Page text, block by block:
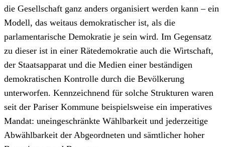
die Gesellschaft ganz anders organisiert werden kann – ein
Modell, das weitaus demokratischer ist, als die
parlamentarische Demokratie je sein wird. Im Gegensatz
zu dieser ist in einer Rätedemokratie auch die Wirtschaft,
der Staatsapparat und die Medien einer beständigen
demokratischen Kontrolle durch die Bevölkerung
unterworfen. Kennzeichnend für solche Strukturen waren
seit der Pariser Kommune beispielsweise ein imperatives
Mandat: uneingeschränkte Wählbarkeit und jederzeitige
Abwählbarkeit der Abgeordneten und sämtlicher hoher